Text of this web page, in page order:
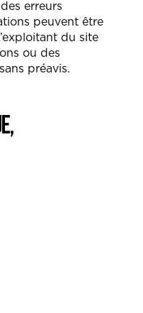
erreurs
peuvent être
du site
ou des
préavis.